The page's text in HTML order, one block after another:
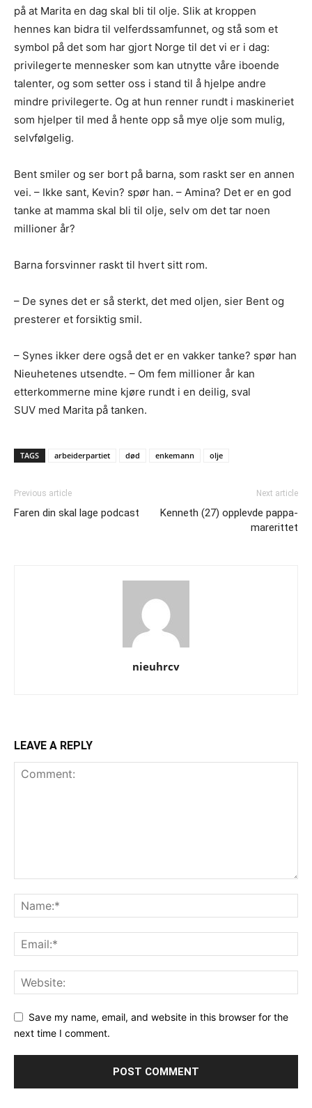
på at Marita en dag skal bli til olje. Slik at kroppen
hennes kan bidra til velferdssamfunnet, og stå som et
symbol på det som har gjort Norge til det vi er i dag:
privilegerte mennesker som kan utnytte våre iboende
talenter, og som setter oss i stand til å hjelpe andre
mindre privilegerte. Og at hun renner rundt i maskineriet
som hjelper til med å hente opp så mye olje som mulig,
selvfølgelig.
Bent smiler og ser bort på barna, som raskt ser en annen
vei. – Ikke sant, Kevin? spør han. – Amina? Det er en god
tanke at mamma skal bli til olje, selv om det tar noen
millioner år?
Barna forsvinner raskt til hvert sitt rom.
– De synes det er så sterkt, det med oljen, sier Bent og
presterer et forsiktig smil.
– Synes ikker dere også det er en vakker tanke? spør han
Nieuhetenes utsendte. – Om fem millioner år kan
etterkommerne mine kjøre rundt i en deilig, sval
SUV med Marita på tanken.
TAGS arbeiderpartiet død enkemann olje
Previous article
Faren din skal lage podcast
Next article
Kenneth (27) opplevde pappa-
marerittet
nieuhrcv
LEAVE A REPLY
Save my name, email, and website in this browser for the
next time I comment.